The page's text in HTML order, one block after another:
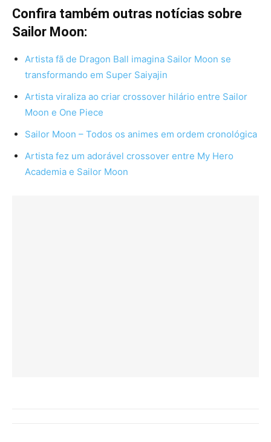
Confira também outras notícias sobre
Sailor Moon:
Artista fã de Dragon Ball imagina Sailor Moon se
transformando em Super Saiyajin
Artista viraliza ao criar crossover hilário entre Sailor
Moon e One Piece
Sailor Moon – Todos os animes em ordem cronológica
Artista fez um adorável crossover entre My Hero
Academia e Sailor Moon